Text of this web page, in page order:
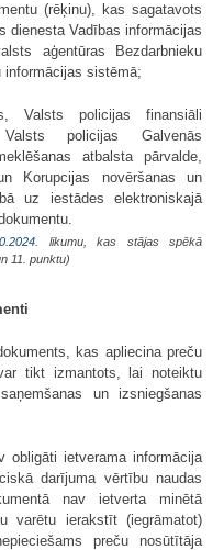
(rēķinu), kas sagatavots
dienesta Vadības informācijas
aģentūras Bezdarbnieku
sistēmā;
Valsts policijas finansiāli
policijas Galvenās
atbalsta pārvalde,
Korupcijas novēršanas un
uz iestādes elektroniskajā
. likumu, kas stājas spēkā
11. punktu)
kas apliecina preču
tikt izmantots, lai noteiktu
un izsniegšanas
obligāti ietverama informācija
darījuma vērtību naudas
nav ietverta minētā
varētu ierakstīt (iegrāmatot)
preču nosūtītāja